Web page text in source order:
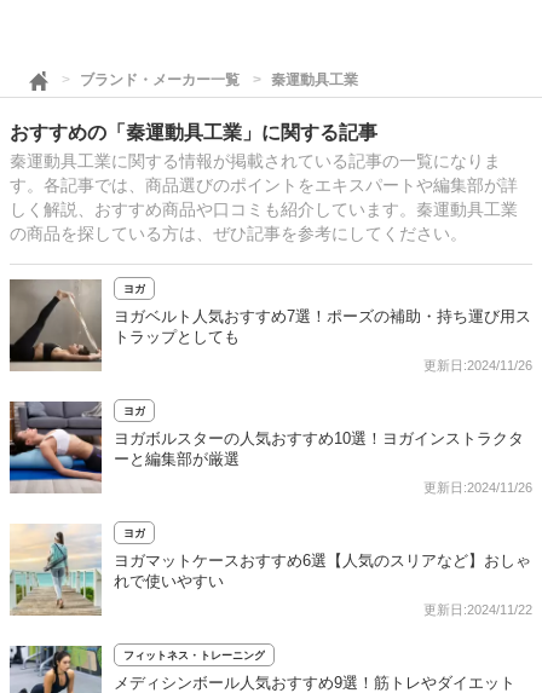
ブランド・メーカー一覧 秦運動具工業
おすすめの「秦運動具工業」に関する記事
秦運動具工業に関する情報が掲載されている記事の一覧になりま
す。各記事では、商品選びのポイントをエキスパートや編集部が詳
しく解説、おすすめ商品や口コミも紹介しています。秦運動具工業
の商品を探している方は、ぜひ記事を参考にしてください。
ヨガ
ヨガベルト人気おすすめ7選！ポーズの補助・持ち運び用ス
トラップとしても
更新日:2024/11/26
ヨガ
ヨガボルスターの人気おすすめ10選！ヨガインストラクタ
ーと編集部が厳選
更新日:2024/11/26
ヨガ
ヨガマットケースおすすめ6選【人気のスリアなど】おしゃ
れで使いやすい
更新日:2024/11/22
フィットネス・トレーニング
メディシンボール人気おすすめ9選！筋トレやダイエット